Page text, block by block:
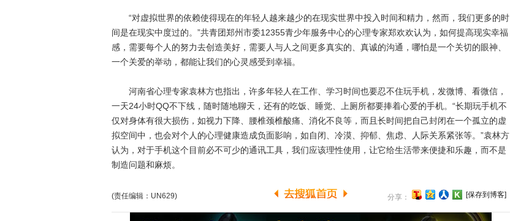
“对虚拟世界的依赖使得现在的年轻人越来越少的在现实世界中投入时间和精力，然而，我们更多的时
间是在现实中度过的。”共青团郑州市委12355青少年服务中心的心理专家郑欢欢认为，如何提高现实幸福
感，需要每个人的努力去创造美好，需要人与人之间更多真实的、真诚的沟通，哪怕是一个关切的眼神、
一个关爱的举动，都能让我们的心灵感受到幸福。
河南省心理专家袁林方也指出，许多年轻人在工作、学习时间也要忍不住玩手机，发微博、看微信，
一天24小时QQ不下线，随时随地聊天，还有的吃饭、睡觉、上厕所都要捧着心爱的手机。“长期玩手机不
仅对身体有很大损伤，如视力下降、腰椎颈椎酸痛、消化不良等，而且长时间把自己封闭在一个孤立的虚
拟空间中，也会对个人的心理健康造成负面影响，如自闭、冷漠、抑郁、焦虑、人际关系紧张等。”袁林方
认为，对于手机这个目前必不可少的通讯工具，我们应该理性使用，让它给生活带来便捷和乐趣，而不是
制造问题和麻烦。
(责任编辑：UN629) 分享： [保存到博客]